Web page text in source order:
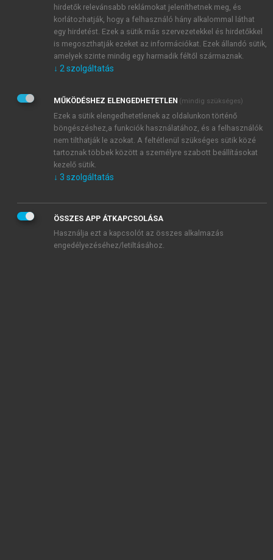
JELSZÓ ÚJRA
Kérek értesítést a MeRSZ újdonságairól, akcióiról.
Kérek értesítést az Akadémiai Kiadó Zrt. újdonságairól,
Adatkezelési tájékoztatóbanfoglaltakat tudomásul
veszem és elfogadom.
Általános vásárlási feltételeket, valamint a szotar.netés a
mersz.huoldalak licencszerződéseiben foglaltakat
tudomásul veszem és elfogadom.
KIPRÓBÁLOM
hirdetők relevánsabb reklámokat jeleníthetnek meg, és
korlátozhatják, hogy a felhasználó hány alkalommal láthat
egy hirdetést. Ezek a sütik más szervezetekkel és hirdetőkkel
is megoszthatják ezeket az információkat. Ezek állandó sütik,
amelyek szinte mindig egy harmadik féltől származnak.
↓ 2 szolgáltatás
MŰKÖDÉSHEZ ELENGEDHETETLEN (mindig szükséges)
Ezek a sütik elengedhetetlenek az oldalunkon történő
böngészéshez,a funkciók használatához, és a felhasználók
nem tilthatják le azokat. A feltétlenül szükséges sütik közé
tartoznak többek között a személyre szabott beállításokat
kezelő sütik.
↓ 3 szolgáltatás
ÖSSZES APP ÁTKAPCSOLÁSA
Használja ezt a kapcsolót az összes alkalmazás
engedélyezéséhez/letiltásához.